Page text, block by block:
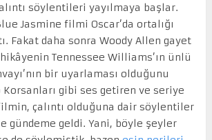
söylentileri yayılmaya başlar.
Jasmine filmi Oscar’da ortalığı
Fakat daha sonra Woody Allen gayet
Tennessee Williams’ın ünlü
bir uyarlaması olduğunu
Korsanları gibi ses getiren ve seriye
çalıntı olduğuna dair söylentiler
gündeme geldi. Yani, böyle şeyler